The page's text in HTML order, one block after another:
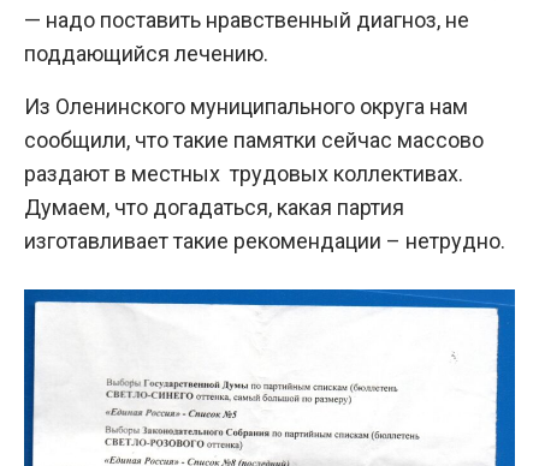
— надо поставить нравственный диагноз, не
поддающийся лечению.
Из Оленинского муниципального округа нам
сообщили, что такие памятки сейчас массово
раздают в местных трудовых коллективах.
Думаем, что догадаться, какая партия
изготавливает такие рекомендации – нетрудно.